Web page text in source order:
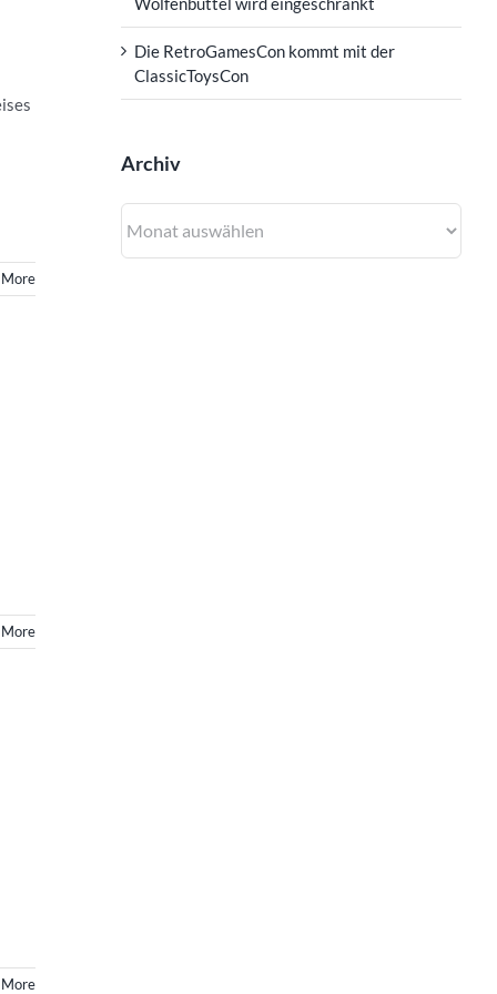
More
More
More
Die RetroGamesCon kommt mit der
ClassicToysCon
Archiv